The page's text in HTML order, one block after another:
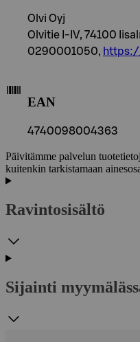
Olvi Oyj
Olvitie I-IV, 74100
0290001050,
EAN
4740098004363
Päivitämme palvelun
kuitenkin tarkistamaan
Ravintosisältö
Sijainti